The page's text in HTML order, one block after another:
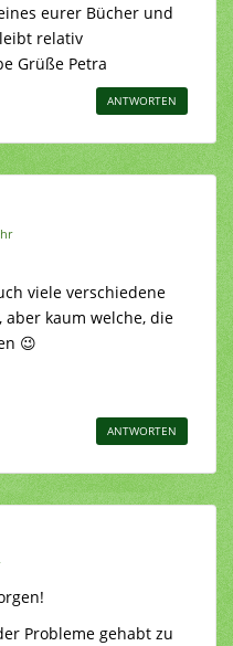
eurer Bücher und
relativ
Grüße Petra
ANTWORTEN
viele verschiedene
aber kaum welche, die
😉
ANTWORTEN
Probleme gehabt zu